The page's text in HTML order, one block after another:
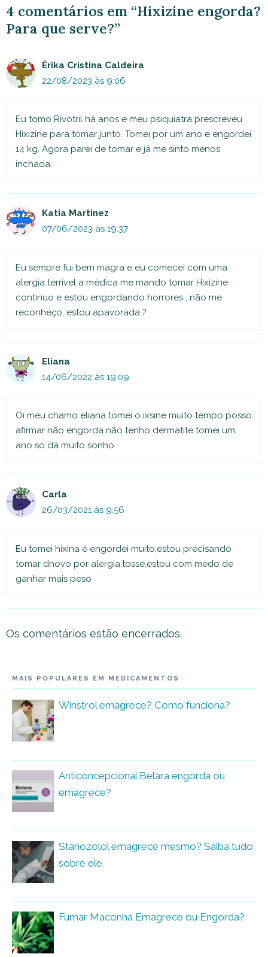
4 comentários em “Hixizine engorda?
Para que serve?”
Érika Cristina Caldeira
22/08/2023 às 9:06
Eu tomo Rivotril há anos e meu psiquiatra prescreveu
Hixizine para tomar junto. Tomei por um ano e engordei
14 kg. Agora parei de tomar e já me sinto menos
inchada.
Katia Martinez
07/06/2023 às 19:37
Eu sempre fui bem magra e eu comecei com uma
alergia terrível a médica me mando tomar Hixizine
contínuo e estou engordando horrores , não me
reconheço, estou apavorada ?
Eliana
14/06/2022 às 19:09
Oi meu chamo eliana tomei o ixsine muito tempo posso
afirmar não engorda não tenho dermatite tomei um
ano só dá muito sonho
Carla
26/03/2021 às 9:56
Eu tomei hixina é engordei muito,estou precisando
tomar dnovo por alergia,tosse,estou com medo de
ganhar mais peso
Os comentários estão encerrados.
MAIS POPULARES EM MEDICAMENTOS
Winstrol emagrece? Como funciona?
Anticoncepcional Belara engorda ou
emagrece?
Stanozolol emagrece mesmo? Saiba tudo
sobre ele
Fumar Maconha Emagrece ou Engorda?